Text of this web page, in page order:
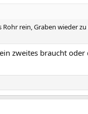
rein, Graben wieder
zweites braucht